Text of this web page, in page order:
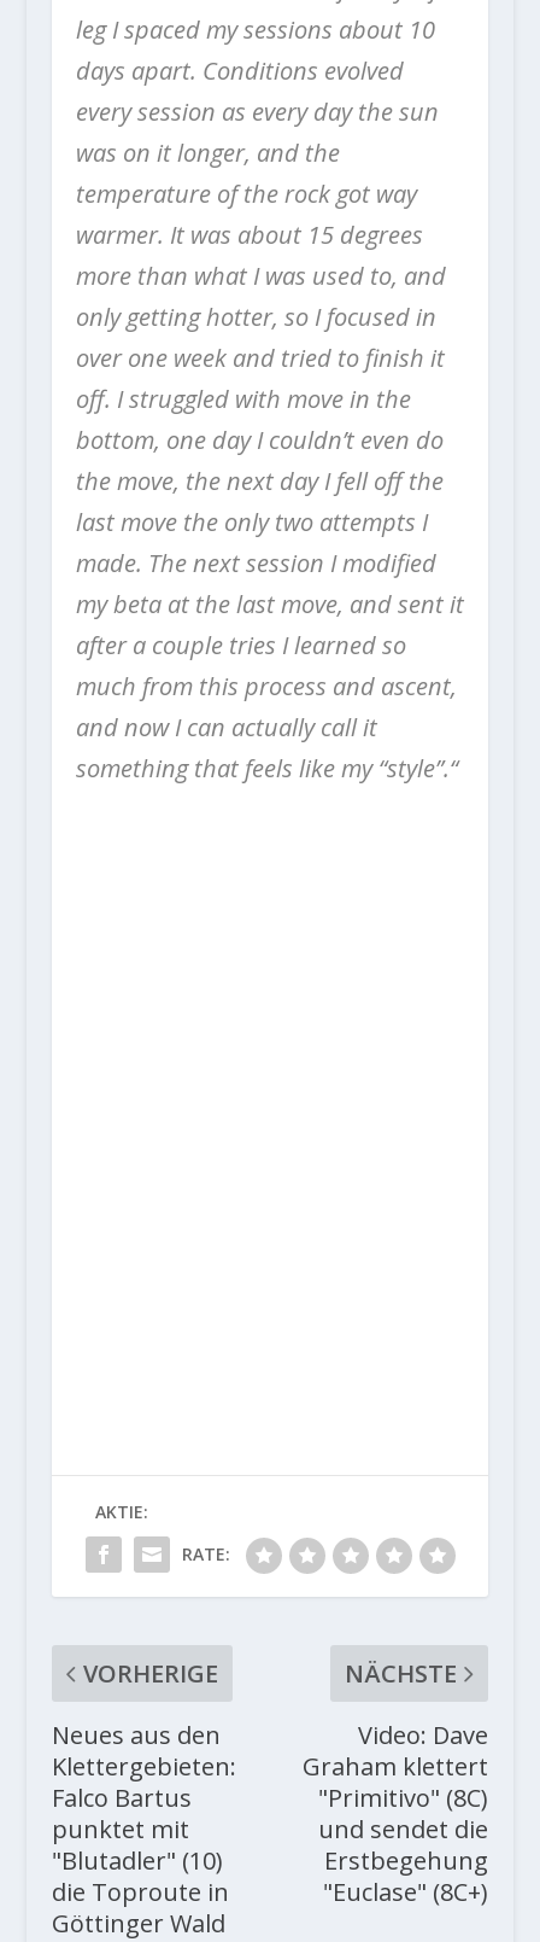
leg I spaced my sessions about 10
days apart. Conditions evolved
every session as every day the sun
was on it longer, and the
temperature of the rock got way
warmer. It was about 15 degrees
more than what I was used to, and
only getting hotter, so I focused in
over one week and tried to finish it
off. I struggled with move in the
bottom, one day I couldn’t even do
the move, the next day I fell off the
last move the only two attempts I
made. The next session I modified
my beta at the last move, and sent it
after a couple tries I learned so
much from this process and ascent,
and now I can actually call it
something that feels like my “style”.“
AKTIE:
RATE:
VORHERIGE
Neues aus den
Klettergebieten:
Falco Bartus
punktet mit
"Blutadler" (10)
die Toproute in
Göttinger Wald
NÄCHSTE
Video: Dave
Graham klettert
"Primitivo" (8C)
und sendet die
Erstbegehung
"Euclase" (8C+)